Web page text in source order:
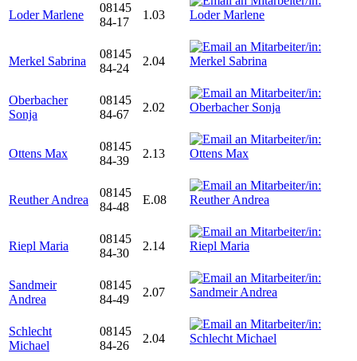
Loder Marlene
08145
84-17
1.03
Merkel Sabrina
08145
84-24
2.04
Oberbacher
Sonja
08145
84-67
2.02
Ottens Max
08145
84-39
2.13
Reuther Andrea
08145
84-48
E.08
Riepl Maria
08145
84-30
2.14
Sandmeir
Andrea
08145
84-49
2.07
Schlecht
Michael
08145
84-26
2.04